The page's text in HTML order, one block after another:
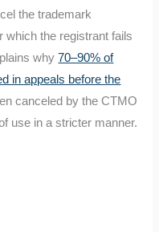
the trademark
which the registrant fails
why70–90% of
in appeals before the
canceled by the CTMO
use in a stricter manner.